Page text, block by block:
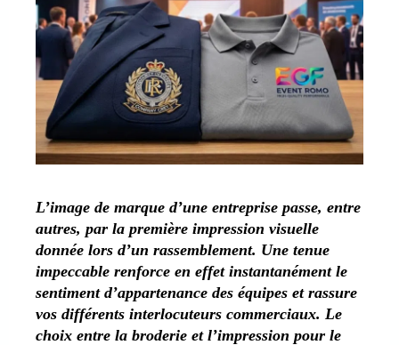
L’image de marque d’une entreprise passe, entre
autres, par la première impression visuelle
donnée lors d’un rassemblement. Une tenue
impeccable renforce en effet instantanément le
sentiment d’appartenance des équipes et rassure
vos différents interlocuteurs commerciaux. Le
choix entre la broderie et l’impression pour le